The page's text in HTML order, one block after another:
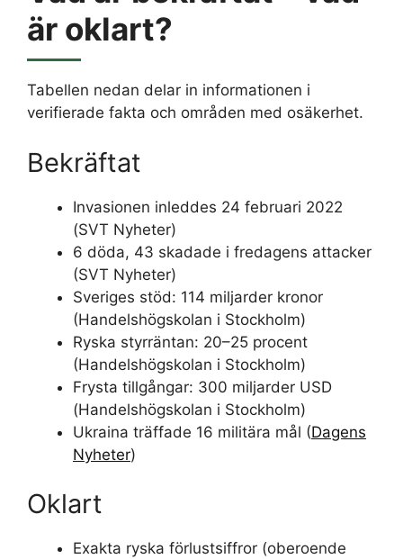
är oklart?
Tabellen nedan delar in informationen i
verifierade fakta och områden med osäkerhet.
Bekräftat
Invasionen inleddes 24 februari 2022
(SVT Nyheter)
6 döda, 43 skadade i fredagens attacker
(SVT Nyheter)
Sveriges stöd: 114 miljarder kronor
(Handelshögskolan i Stockholm)
Ryska styrräntan: 20–25 procent
(Handelshögskolan i Stockholm)
Frysta tillgångar: 300 miljarder USD
(Handelshögskolan i Stockholm)
Ukraina träffade 16 militära mål (Dagens
Nyheter)
Oklart
Exakta ryska förlustsiffror (oberoende